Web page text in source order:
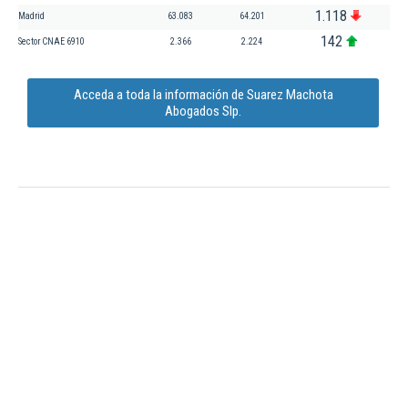
Madrid 63.083 64.201 1.118
Sector CNAE 6910 2.366 2.224 142
Acceda a toda la información de Suarez Machota
Abogados Slp.